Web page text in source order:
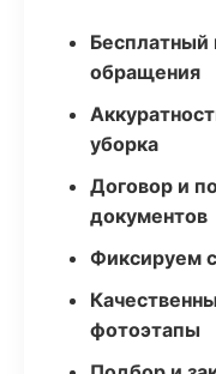
Бесплатный
обращения
уборка
Договор и
документов
Фиксируем
фотоэтапы